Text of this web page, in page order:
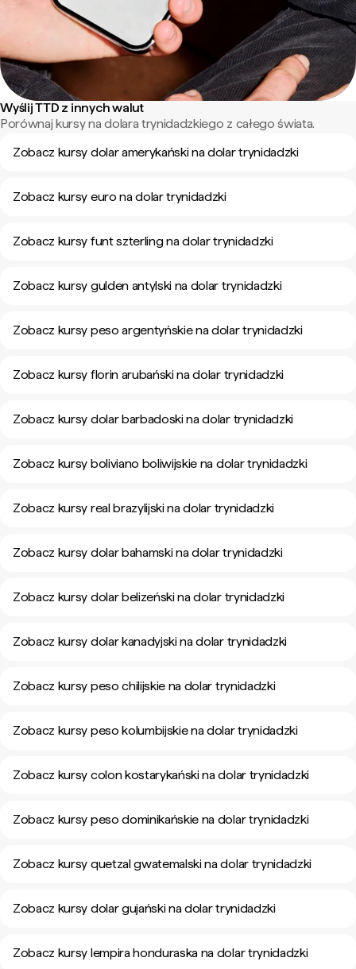
Wyślij TTD z innych walut
Porównaj kursy na dolara trynidadzkiego z całego świata.
Zobacz kursy dolar amerykański na dolar trynidadzki
Zobacz kursy euro na dolar trynidadzki
Zobacz kursy funt szterling na dolar trynidadzki
Zobacz kursy gulden antylski na dolar trynidadzki
Zobacz kursy peso argentyńskie na dolar trynidadzki
Zobacz kursy florin arubański na dolar trynidadzki
Zobacz kursy dolar barbadoski na dolar trynidadzki
Zobacz kursy boliviano boliwijskie na dolar trynidadzki
Zobacz kursy real brazylijski na dolar trynidadzki
Zobacz kursy dolar bahamski na dolar trynidadzki
Zobacz kursy dolar belizeński na dolar trynidadzki
Zobacz kursy dolar kanadyjski na dolar trynidadzki
Zobacz kursy peso chilijskie na dolar trynidadzki
Zobacz kursy peso kolumbijskie na dolar trynidadzki
Zobacz kursy colon kostarykański na dolar trynidadzki
Zobacz kursy peso dominikańskie na dolar trynidadzki
Zobacz kursy quetzal gwatemalski na dolar trynidadzki
Zobacz kursy dolar gujański na dolar trynidadzki
Zobacz kursy lempira honduraska na dolar trynidadzki